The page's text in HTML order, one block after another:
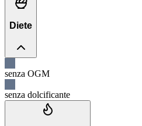
Diete
senza OGM
senza dolcificante